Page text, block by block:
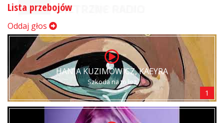
Lista przebojów
Oddaj głos
HANIA KUZIMOWICZ, KAEYRA
Szkoda na to łez
1